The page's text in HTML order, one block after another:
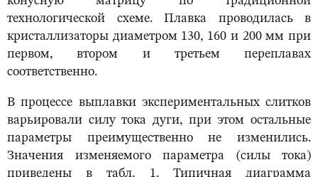
технологической схеме. Плавка проводилась в
кристаллизаторы диаметром 130, 160 и 200 мм при
первом, втором и третьем переплавах
соответственно.
В процессе выплавки экспериментальных слитков
варьировали силу тока дуги, при этом остальные
параметры преимущественно не изменились.
Значения изменяемого параметра (силы тока)
приведены в табл. 1. Типичная диаграмма